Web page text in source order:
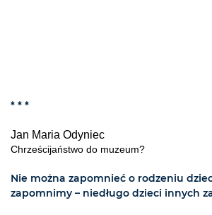
* * *
Jan Maria Odyniec
Chrześcijaństwo do muzeum?
Nie można zapomnieć o rodzeniu
zapomnimy – niedługo dzieci innych